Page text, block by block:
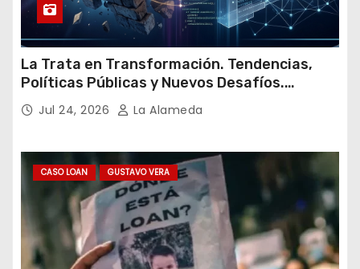
La Trata en Transformación. Tendencias,
Políticas Públicas y Nuevos Desafíos.
Argentina y el Mundo – Julio 2026
Jul 24, 2026 La Alameda
CASO LOAN GUSTAVO VERA